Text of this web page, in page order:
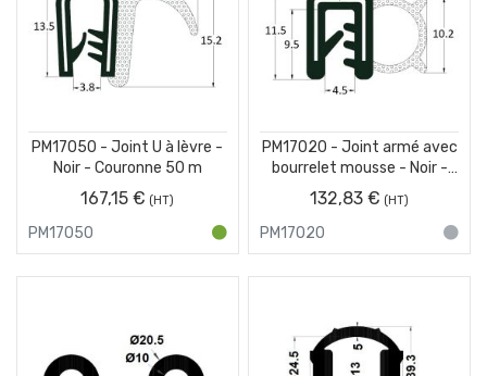
PM17050 - Joint U à lèvre -
Noir - Couronne 50 m
167,15 €
PM17050
PM17020 - Joint armé avec
bourrelet mousse - Noir -
Couronne 50 m
132,83 €
PM17020